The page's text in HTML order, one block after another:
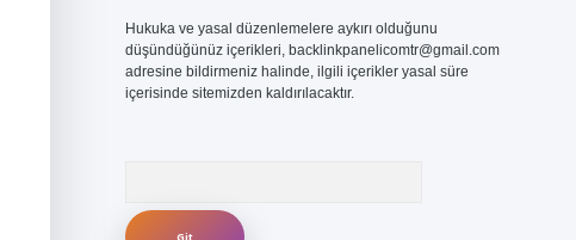
Hukuka ve yasal düzenlemelere aykırı olduğunu
düşündüğünüz içerikleri, backlinkpanelicomtr@gmail.com
adresine bildirmeniz halinde, ilgili içerikler yasal süre
içerisinde sitemizden kaldırılacaktır.